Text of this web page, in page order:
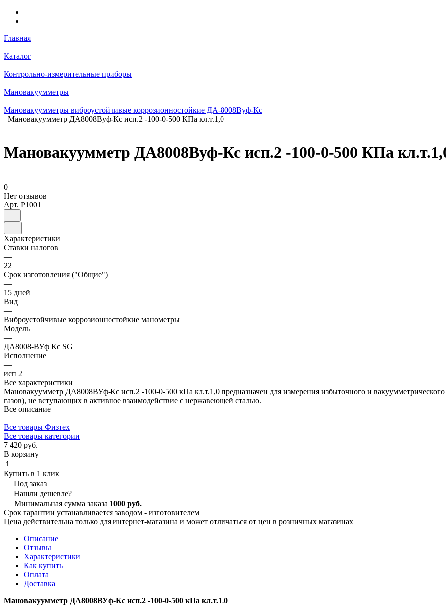
Главная
–
Каталог
–
Контрольно-измерительные приборы
–
Мановакуумметры
–
Мановакуумметры виброустойчивые коррозионностойкие ДА-8008Вуф-Кс
–Мановакуумметр ДА8008Вуф-Кс исп.2 -100-0-500 КПа кл.т.1,0
Мановакуумметр ДА8008Вуф-Кс исп.2 -100-0-500 КПа
0
Нет отзывов
Арт. P1001
Характеристики
Ставки налогов
—
22
Срок изготовления ("Общие")
—
15 дней
Вид
—
Виброустойчивые коррозионностойкие манометры
Модель
—
ДА8008-ВУф Кс SG
Исполнение
—
исп 2
Все характеристики
Мановакуумметр ДА8008ВУф-Кс исп.2 -100-0-500 кПа кл.т.1,0 предназначен для измерения избыточного и
газов), не вступающих в активное взаимодействие с нержавеющей сталью.
Все описание
Все товары Физтех
Все товары категории
7 420 руб.
В корзину
Купить в 1 клик
Под заказ
Нашли дешевле?
Минимальная сумма заказа 1000 руб.
Срок гарантии устанавливается заводом - изготовителем
Цена действительна только для интернет-магазина и может отличаться от цен в розничных магазинах
Описание
Отзывы
Характеристики
Как купить
Оплата
Доставка
Мановакуумметр ДА8008ВУф-Кс исп.2 -100-0-500 кПа кл.т.1,0